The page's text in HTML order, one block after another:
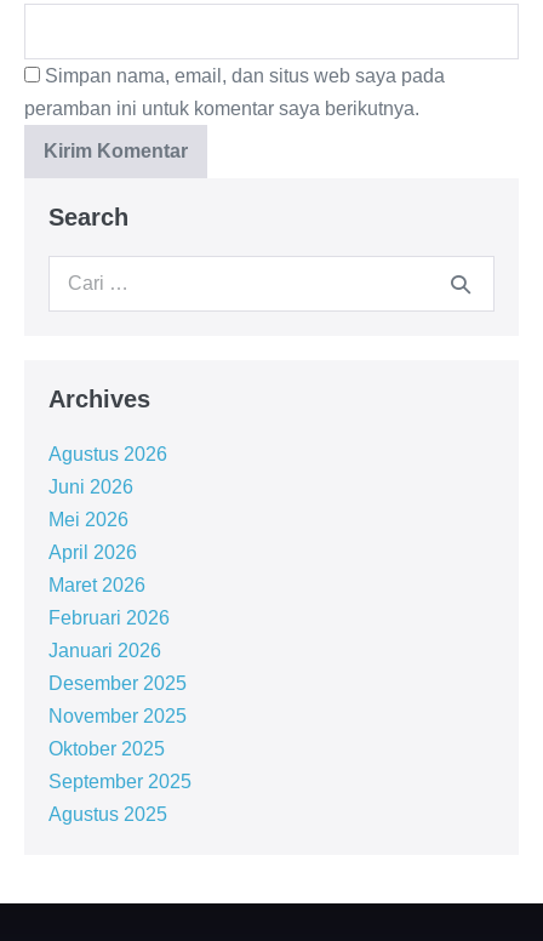
Simpan nama, email, dan situs web saya pada
peramban ini untuk komentar saya berikutnya.
Search
Archives
Agustus 2026
Juni 2026
Mei 2026
April 2026
Maret 2026
Februari 2026
Januari 2026
Desember 2025
November 2025
Oktober 2025
September 2025
Agustus 2025